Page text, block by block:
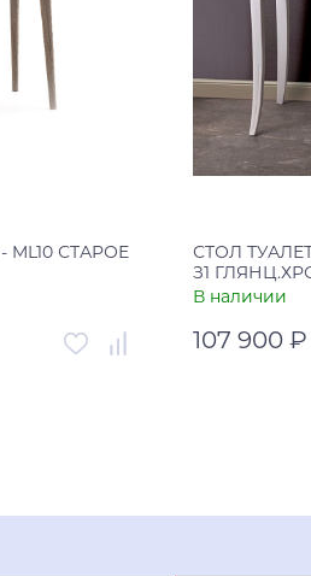
СТАРОЕ
СТОЛ
З1
В наличии
107 900 ₽